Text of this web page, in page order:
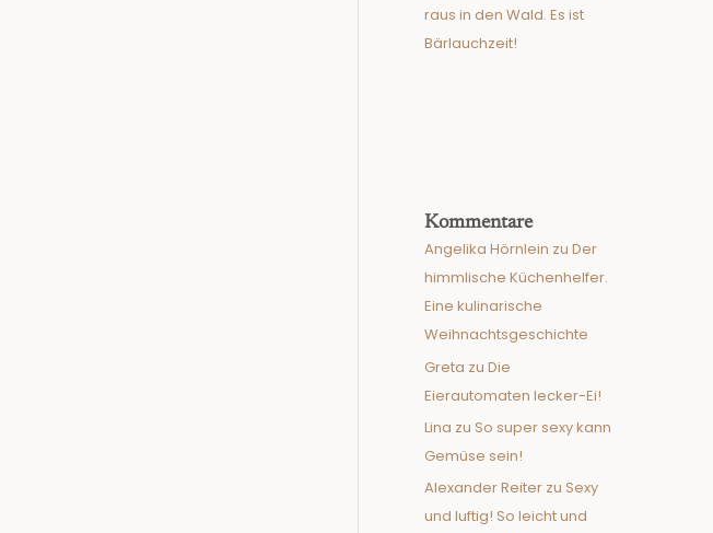
raus in den Wald. Es ist
Bärlauchzeit!
Kommentare
Angelika Hörnlein zu Der
himmlische Küchenhelfer.
Eine kulinarische
Weihnachtsgeschichte
Greta zu Die
Eierautomaten lecker-Ei!
Lina zu So super sexy kann
Gemüse sein!
Alexander Reiter zu Sexy
und luftig! So leicht und